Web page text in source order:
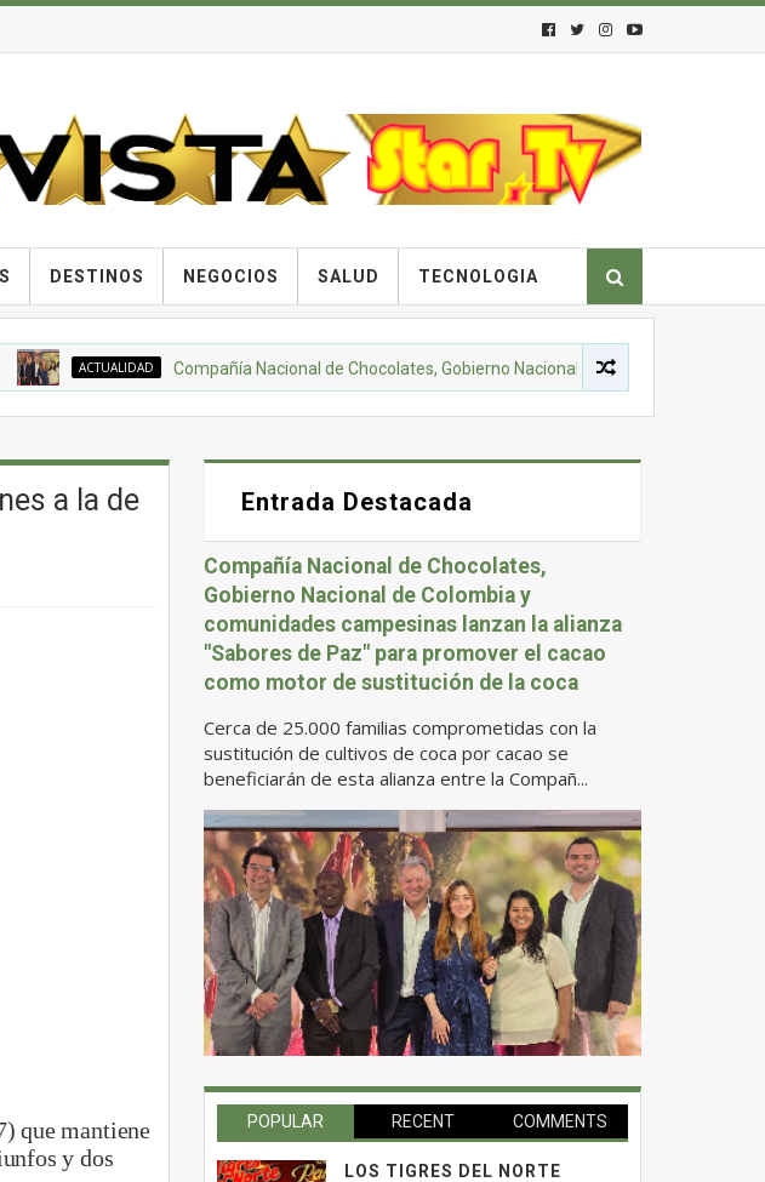
DESTINOS NEGOCIOS SALUD TECNOLOGIA
ACTUALIDAD Compañía Nacional de Chocolates, Gobierno Nacional de Colombia y
a la de
que mantiene
y dos
Entrada Destacada
Compañía Nacional de Chocolates,
Gobierno Nacional de Colombia y
comunidades campesinas lanzan la alianza
"Sabores de Paz" para promover el cacao
como motor de sustitución de la coca
Cerca de 25.000 familias comprometidas con la
sustitución de cultivos de coca por cacao se
beneficiarán de esta alianza entre la Compañ...
POPULAR RECENT COMMENTS
LOS TIGRES DEL NORTE